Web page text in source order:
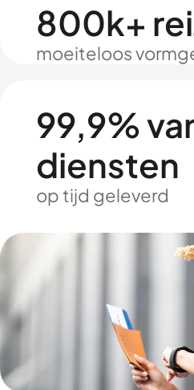
800k+
moeiteloos
99,9%
diensten
op tijd geleverd